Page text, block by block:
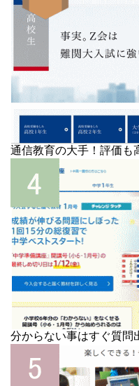
通信教育の大手！評価も
分からない事はすぐ質問